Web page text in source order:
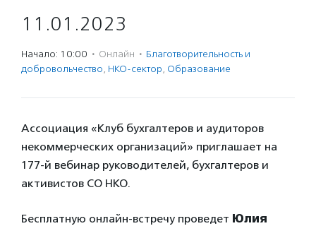
11.01.2023
Начало: 10:00 · Онлайн · Благотвори­тель­ность и
доброволь­чест­во, НКО-сектор, Образование
Ассоциация «Клуб бухгалтеров и аудиторов
некоммерческих организаций» приглашает на
177-й вебинар руководителей, бухгалтеров и
активистов СО НКО.
Бесплатную онлайн-встречу проведет Юлия